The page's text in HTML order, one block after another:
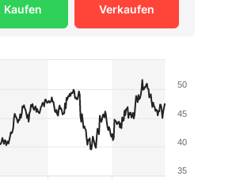
Kaufen Verkaufen
35
40
45
50